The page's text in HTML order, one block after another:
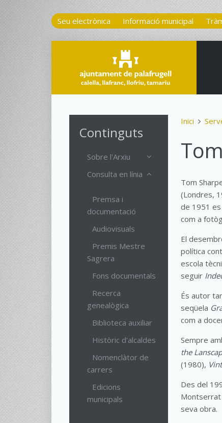
Seu electrònica Informació municipal
Inici
Tom
(Londres,
de 1951
com a
El
política
escola
seguir
És autor
seqüela
com a
Sempre
the
(1980),
Des del
Montserrat
seva obra.
Continguts
Sobre l'Arxiu
Consulta en línia
Premsa i
documentació
Audiovisuals
Premis Mestre
Sagrera
Fons documentals
Recerca
genealògica
Biblioteca auxiliar
Històric d'alcaldes
Nomenclàtor de
carrers
Edicions
municipals